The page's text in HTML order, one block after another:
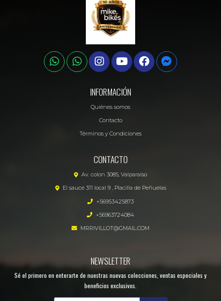
INFORMACIÓN
Quiénes somos
Contacto
Términos y Condiciones
CONTACTO
Av. colon 3085, Valparaíso
El sauce 311 local 9 , Placilla de Peñuelas
+56953425873
+56963724084
MRRIVILLOT@GMAIL.COM
NEWSLETTER
Sé el primero en enterarte de nuestras nuevas colecciones, ventas especiales y
beneficios exclusivos.